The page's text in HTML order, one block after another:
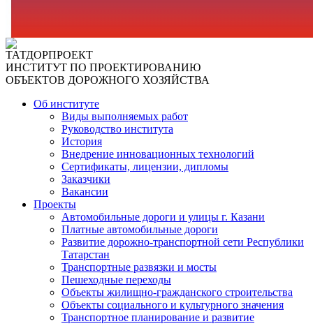
ТАТДОРПРОЕКТ
ИНСТИТУТ ПО ПРОЕКТИРОВАНИЮ
ОБЪЕКТОВ ДОРОЖНОГО ХОЗЯЙСТВА
Об институте
Виды выполняемых работ
Руководство института
История
Внедрение инновационных технологий
Сертификаты, лицензии, дипломы
Заказчики
Вакансии
Проекты
Автомобильные дороги и улицы г. Казани
Платные автомобильные дороги
Развитие дорожно-транспортной сети Республики
Татарстан
Транспортные развязки и мосты
Пешеходные переходы
Объекты жилищно-гражданского строительства
Объекты социального и культурного значения
Транспортное планирование и развитие